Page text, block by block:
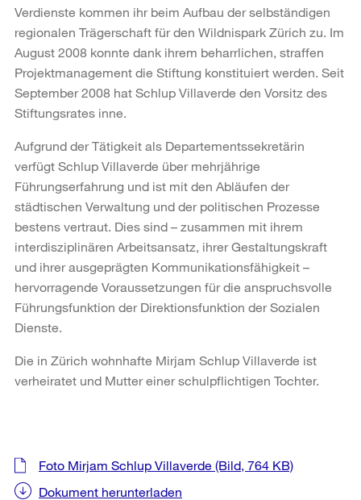
Verdienste kommen ihr beim Aufbau der selbständigen
regionalen Trägerschaft für den Wildnispark Zürich zu. Im
August 2008 konnte dank ihrem beharrlichen, straffen
Projektmanagement die Stiftung konstituiert werden. Seit
September 2008 hat Schlup Villaverde den Vorsitz des
Stiftungsrates inne.
Aufgrund der Tätigkeit als Departementssekretärin
verfügt Schlup Villaverde über mehrjährige
Führungserfahrung und ist mit den Abläufen der
städtischen Verwaltung und der politischen Prozesse
bestens vertraut. Dies sind – zusammen mit ihrem
interdisziplinären Arbeitsansatz, ihrer Gestaltungskraft
und ihrer ausgeprägten Kommunikationsfähigkeit –
hervorragende Voraussetzungen für die anspruchsvolle
Führungsfunktion der Direktionsfunktion der Sozialen
Dienste.
Die in Zürich wohnhafte Mirjam Schlup Villaverde ist
verheiratet und Mutter einer schulpflichtigen Tochter.
Weitere
Informationen
Foto Mirjam Schlup Villaverde (Bild, 764 KB)
Dokument herunterladen